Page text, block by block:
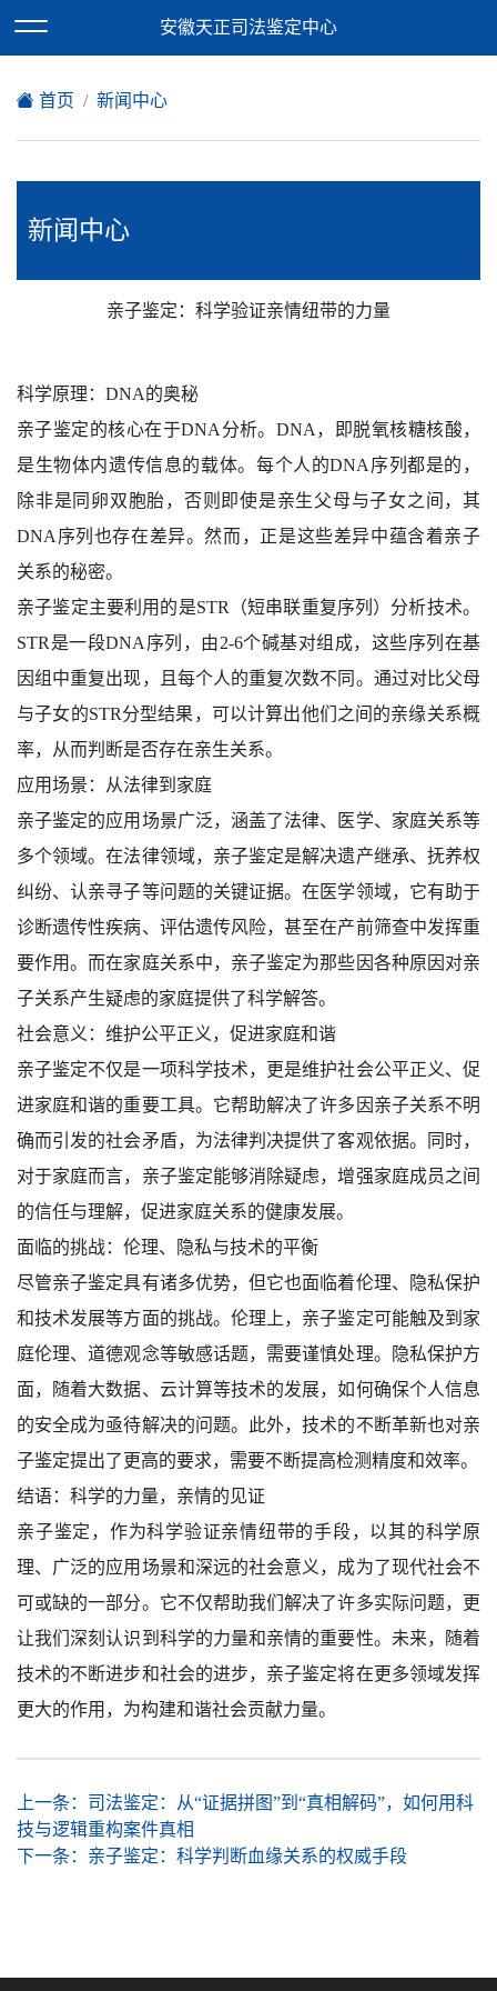
欢迎访问安徽天正司法鉴定中心网站！
安徽天正司法鉴定中心
首页 新闻中心
新闻中心
亲子鉴定：科学验证亲情纽带的力量
科学原理：DNA的奥秘
亲子鉴定的核心在于DNA分析。DNA，即脱氧核糖核酸，
是生物体内遗传信息的载体。每个人的DNA序列都是的，
除非是同卵双胞胎，否则即使是亲生父母与子女之间，其
DNA序列也存在差异。然而，正是这些差异中蕴含着亲子
关系的秘密。
亲子鉴定主要利用的是STR（短串联重复序列）分析技术。
STR是一段DNA序列，由2-6个碱基对组成，这些序列在基
因组中重复出现，且每个人的重复次数不同。通过对比父母
与子女的STR分型结果，可以计算出他们之间的亲缘关系概
率，从而判断是否存在亲生关系。
应用场景：从法律到家庭
亲子鉴定的应用场景广泛，涵盖了法律、医学、家庭关系等
多个领域。在法律领域，亲子鉴定是解决遗产继承、抚养权
纠纷、认亲寻子等问题的关键证据。在医学领域，它有助于
诊断遗传性疾病、评估遗传风险，甚至在产前筛查中发挥重
要作用。而在家庭关系中，亲子鉴定为那些因各种原因对亲
子关系产生疑虑的家庭提供了科学解答。
社会意义：维护公平正义，促进家庭和谐
亲子鉴定不仅是一项科学技术，更是维护社会公平正义、促
进家庭和谐的重要工具。它帮助解决了许多因亲子关系不明
确而引发的社会矛盾，为法律判决提供了客观依据。同时，
对于家庭而言，亲子鉴定能够消除疑虑，增强家庭成员之间
的信任与理解，促进家庭关系的健康发展。
面临的挑战：伦理、隐私与技术的平衡
尽管亲子鉴定具有诸多优势，但它也面临着伦理、隐私保护
和技术发展等方面的挑战。伦理上，亲子鉴定可能触及到家
庭伦理、道德观念等敏感话题，需要谨慎处理。隐私保护方
面，随着大数据、云计算等技术的发展，如何确保个人信息
的安全成为亟待解决的问题。此外，技术的不断革新也对亲
子鉴定提出了更高的要求，需要不断提高检测精度和效率。
结语：科学的力量，亲情的见证
亲子鉴定，作为科学验证亲情纽带的手段，以其的科学原
理、广泛的应用场景和深远的社会意义，成为了现代社会不
可或缺的一部分。它不仅帮助我们解决了许多实际问题，更
让我们深刻认识到科学的力量和亲情的重要性。未来，随着
技术的不断进步和社会的进步，亲子鉴定将在更多领域发挥
更大的作用，为构建和谐社会贡献力量。
上一条： 司法鉴定：从“证据拼图”到“真相解码”，如何用科
技与逻辑重构案件真相
下一条： 亲子鉴定：科学判断血缘关系的权威手段